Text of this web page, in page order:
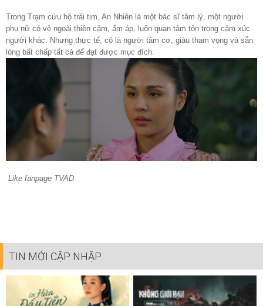
Trong Trạm cứu hộ trái tim, An Nhiên là một bác sĩ tâm lý, một người
phụ nữ có vẻ ngoài thiện cảm, ấm áp, luôn quan tâm tôn trọng cảm xúc
người khác. Nhưng thực tế, cô là người tâm cơ, giàu tham vọng và sẵn
lòng bất chấp tất cả để đạt được mục đích.
Like fanpage TVAD
TIN MỚI CẬP NHẬP